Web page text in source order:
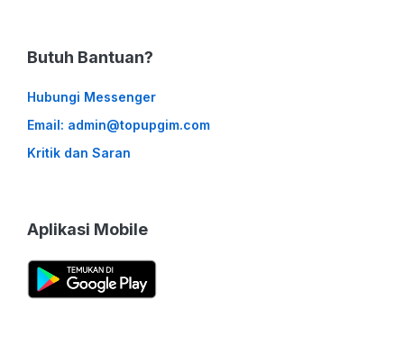
Butuh Bantuan?
Hubungi Messenger
Email: admin@topupgim.com
Kritik dan Saran
Aplikasi Mobile